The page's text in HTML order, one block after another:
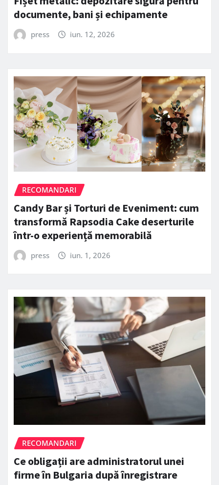
documente, bani și echipamente
press iun. 12, 2026
RECOMANDARI
Candy Bar și Torturi de Eveniment: cum
transformă Rapsodia Cake deserturile
într-o experiență memorabilă
press iun. 1, 2026
RECOMANDARI
Ce obligații are administratorul unei
firme în Bulgaria după înregistrare